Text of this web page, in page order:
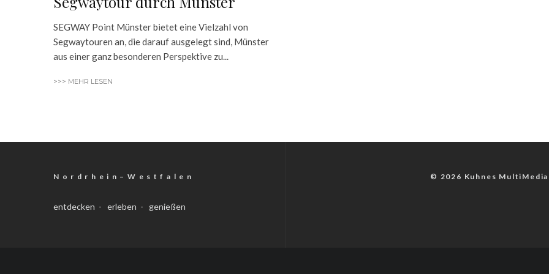
SEGWAY Point Münster bietet eine Vielzahl von
Segwaytouren an, die darauf ausgelegt sind, Münster
aus einer ganz besonderen Perspektive zu...
>>> MEHR LESEN
N o r d r h e i n – W e s t f a l e n
entdecken - erleben - genießen
© 2026 Kuhnes